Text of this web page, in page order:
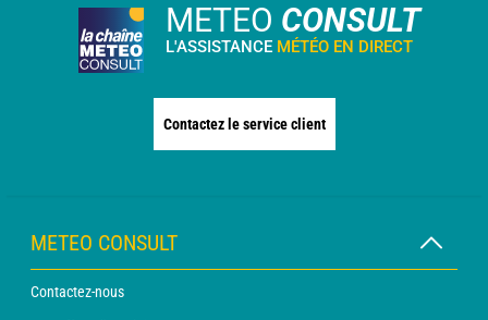
METEO CONSULT
L'ASSISTANCE MÉTÉO EN DIRECT
Contactez le service client
METEO CONSULT
Contactez-nous